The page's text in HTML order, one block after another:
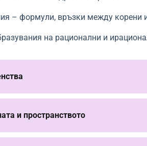
– формули, връзки между корени
на рационални и
и пространството